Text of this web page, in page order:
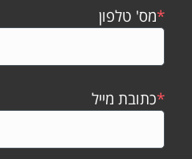
*מס' טלפון
*כתובת מייל